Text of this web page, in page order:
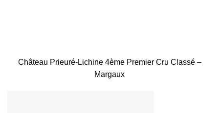
Château Prieuré-Lichine 4ème Premier Cru Classé –
Margaux